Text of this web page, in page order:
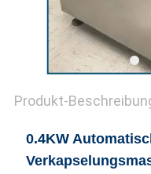
Produkt-
0.4KW